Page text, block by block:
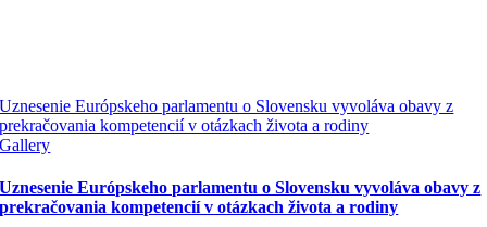
Uznesenie Európskeho parlamentu o Slovensku vyvoláva obavy z
prekračovania kompetencií v otázkach života a rodiny
Gallery
Uznesenie Európskeho parlamentu o Slovensku vyvoláva obavy z
prekračovania kompetencií v otázkach života a rodiny